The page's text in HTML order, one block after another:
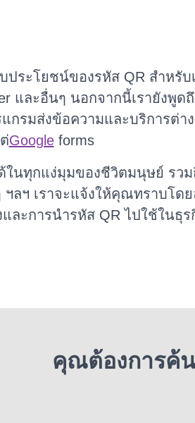
ระโยชน์ของรหัส QR สำหรับ
และอื่นๆ นอกจากนี้เรายังพูดถึ
กรมส่งข้อความและบริการต่า
Googleforms
ในทุกแง่มุมของชีวิตมนุษย์ รว
ลฯ เราจะแจ้งให้คุณทราบโดย
ละการนำรหัส QR ไปใช้ในธุร
คุณต้องการค้น